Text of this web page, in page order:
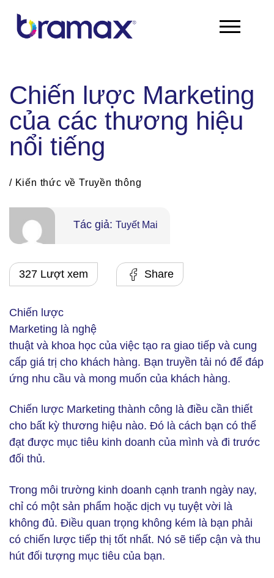
Chiến lược Marketing
của các thương hiệu
nổi tiếng
/ Kiến thức về Truyền thông
Tác giả: Tuyết Mai
327 Lượt xem Share
Chiến lược
Marketing là nghệ
thuật và khoa học của việc tạo ra giao tiếp và cung
cấp giá trị cho khách hàng. Bạn truyền tải nó để đáp
ứng nhu cầu và mong muốn của khách hàng.
Chiến lược Marketing thành công là điều cần thiết
cho bất kỳ thương hiệu nào. Đó là cách bạn có thể
đạt được mục tiêu kinh doanh của mình và đi trước
đối thủ.
Trong môi trường kinh doanh cạnh tranh ngày nay,
chỉ có một sản phẩm hoặc dịch vụ tuyệt vời là
không đủ. Điều quan trọng không kém là bạn phải
có chiến lược tiếp thị tốt nhất. Nó sẽ tiếp cận và thu
hút đối tượng mục tiêu của bạn.